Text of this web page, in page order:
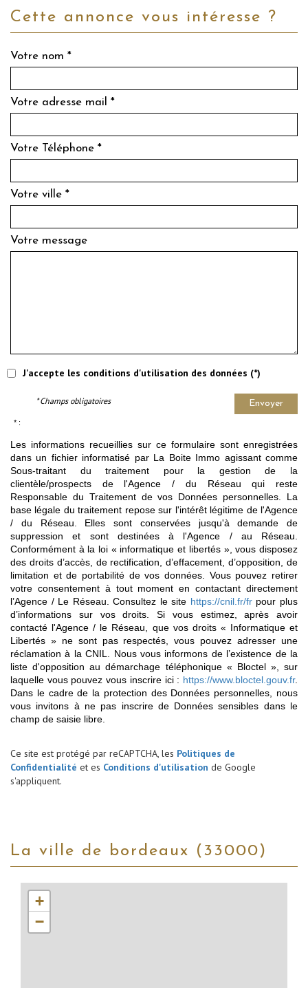
cette annonce vous intéresse ?
Votre nom *
Votre adresse mail *
Votre Téléphone *
Votre ville *
Votre message
J'accepte les conditions d'utilisation des données (*)
Envoyer
* Champs obligatoires
* :
Les informations recueillies sur ce formulaire sont enregistrées
dans un fichier informatisé par La Boite Immo agissant comme
Sous-traitant du traitement pour la gestion de la
clientèle/prospects de l'Agence / du Réseau qui reste
Responsable du Traitement de vos Données personnelles. La
base légale du traitement repose sur l'intérêt légitime de l'Agence
/ du Réseau. Elles sont conservées jusqu'à demande de
suppression et sont destinées à l'Agence / au Réseau.
Conformément à la loi « informatique et libertés », vous disposez
des droits d’accès, de rectification, d’effacement, d’opposition, de
limitation et de portabilité de vos données. Vous pouvez retirer
votre consentement à tout moment en contactant directement
l’Agence / Le Réseau. Consultez le site https://cnil.fr/frpour plus
d’informations sur vos droits. Si vous estimez, après avoir
contacté l'Agence / le Réseau, que vos droits « Informatique et
Libertés » ne sont pas respectés, vous pouvez adresser une
réclamation à la CNIL. Nous vous informons de l’existence de la
liste d'opposition au démarchage téléphonique « Bloctel », sur
laquelle vous pouvez vous inscrire ici : https://www.bloctel.gouv.fr.
Dans le cadre de la protection des Données personnelles, nous
vous invitons à ne pas inscrire de Données sensibles dans le
champ de saisie libre.
Ce site est protégé par reCAPTCHA, les Politiques de
Confidentialité et es Conditions d'utilisation de Google
s'appliquent.
la ville de bordeaux (33000)
+
−